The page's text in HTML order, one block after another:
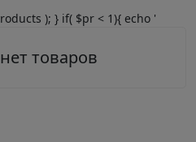
); } if( $pr < 1){ echo '
товаров